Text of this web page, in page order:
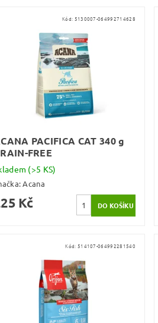
Kód: 5130007-064992714628
PACIFICA CAT 340 g
FREE
(>5 KS)
Acana
Kč
Kód: 514107-064992281540